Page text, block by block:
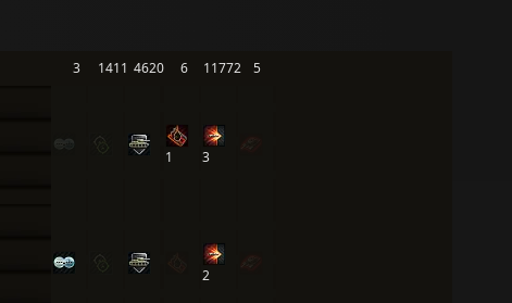
3 1411 4620 6 11772 5
1 3
2